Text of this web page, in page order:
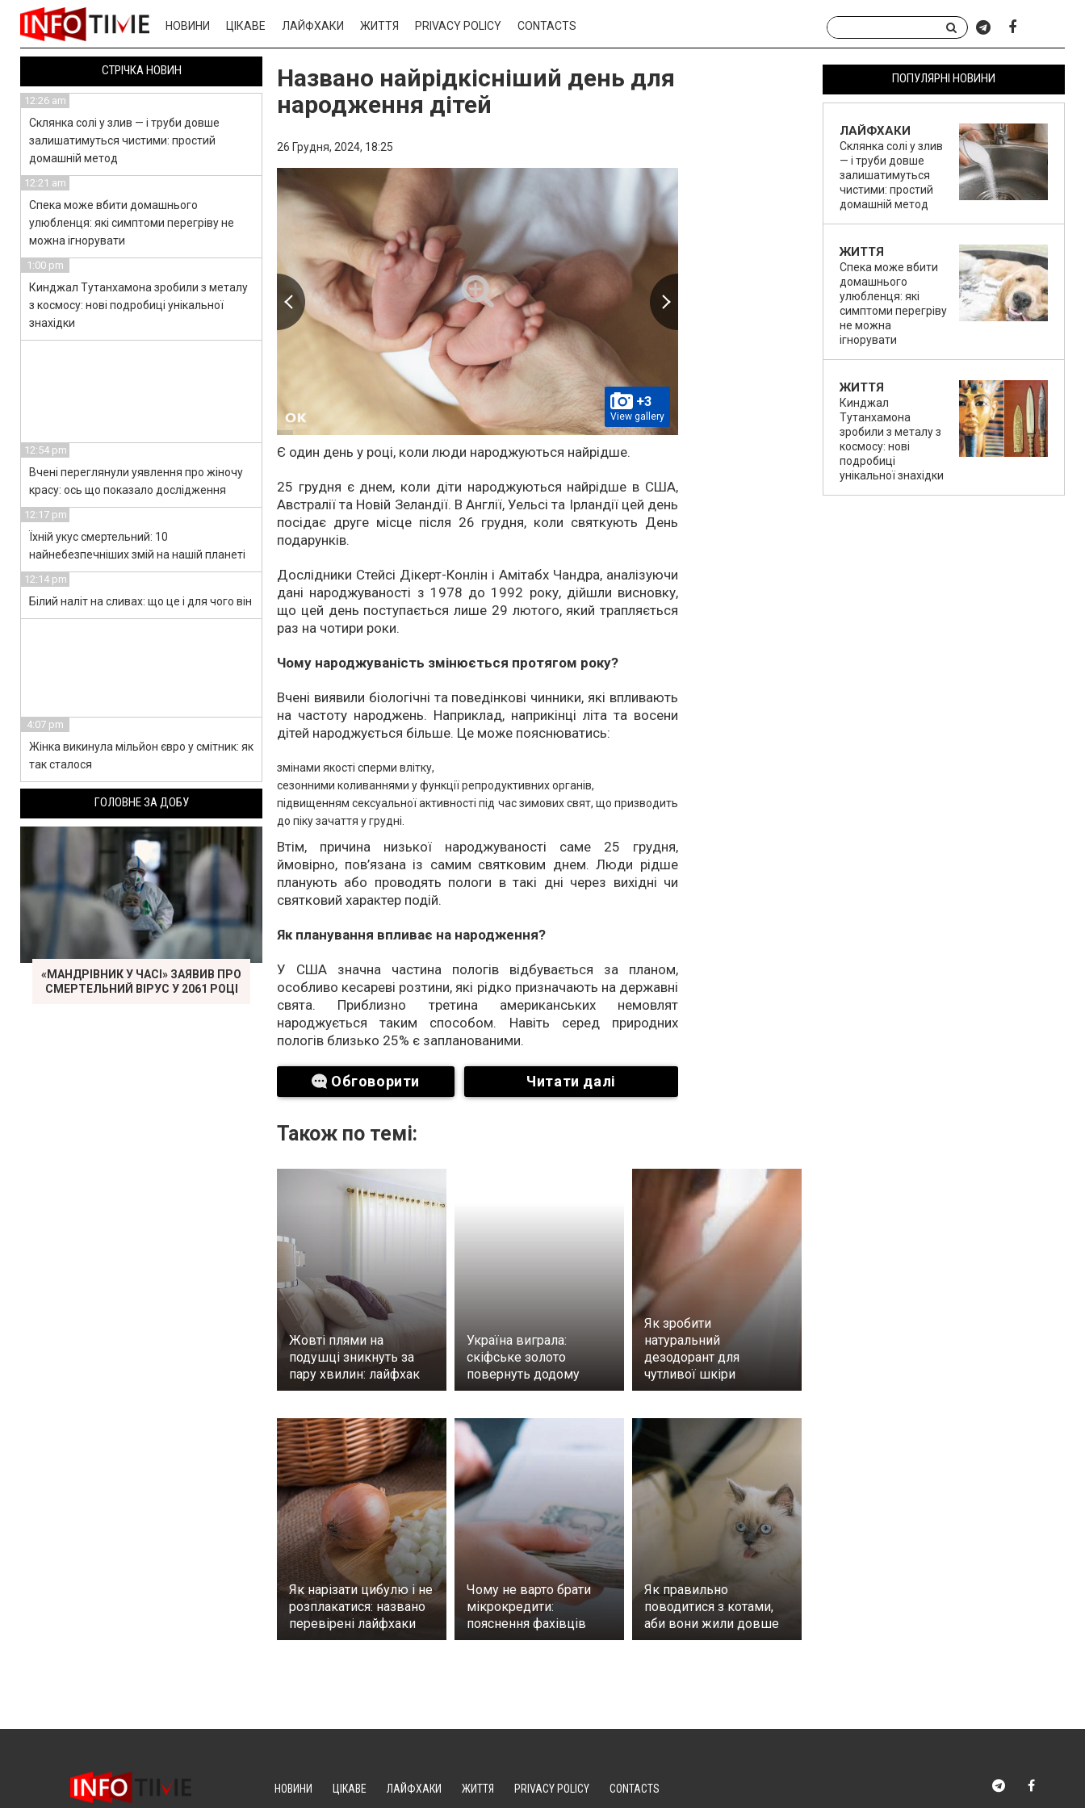
НОВИНИ ЦІКАВЕ ЛАЙФХАКИ ЖИТТЯ PRIVACY POLICY CONTACTS
Названо найрідкісніший день для
народження дітей
26 Грудня, 2024, 18:25
+3
View gallery
Є один день у році, коли люди народжуються найрідше.
25 грудня є днем, коли діти народжуються найрідше в США,
Австралії та Новій Зеландії. В Англії, Уельсі та Ірландії цей день
посідає друге місце після 26 грудня, коли святкують День
подарунків.
Дослідники Стейсі Дікерт-Конлін і Амітабх Чандра, аналізуючи
дані народжуваності з 1978 до 1992 року, дійшли висновку,
що цей день поступається лише 29 лютого, який трапляється
раз на чотири роки.
Чому народжуваність змінюється протягом року?
Вчені виявили біологічні та поведінкові чинники, які впливають
на частоту народжень. Наприклад, наприкінці літа та восени
дітей народжується більше. Це може пояснюватись:
змінами якості сперми влітку,
сезонними коливаннями у функції репродуктивних органів,
підвищенням сексуальної активності під час зимових свят, що призводить
до піку зачаття у грудні.
Втім, причина низької народжуваності саме 25 грудня,
ймовірно, пов’язана із самим святковим днем. Люди рідше
планують або проводять пологи в такі дні через вихідні чи
святковий характер подій.
Як планування впливає на народження?
У США значна частина пологів відбувається за планом,
особливо кесареві розтини, які рідко призначають на державні
свята. Приблизно третина американських немовлят
народжується таким способом. Навіть серед природних
пологів близько 25% є запланованими.
Обговорити Читати далі
Також по темі:
Жовті плями на
подушці зникнуть за
пару хвилин: лайфхак
Україна виграла:
скіфське золото
повернуть додому
Як зробити
натуральний
дезодорант для
чутливої шкіри
Як нарізати цибулю і не
розплакатися: названо
перевірені лайфхаки
Чому не варто брати
мікрокредити:
пояснення фахівців
Як правильно
поводитися з котами,
аби вони жили довше
ПОПУЛЯРНІ НОВИНИ
ЛАЙФХАКИ
Склянка солі у злив
— і труби довше
залишатимуться
чистими: простий
домашній метод
ЖИТТЯ
Спека може вбити
домашнього
улюбленця: які
симптоми перегріву
не можна
ігнорувати
ЖИТТЯ
Кинджал
Тутанхамона
зробили з металу з
космосу: нові
подробиці
унікальної знахідки
СТРІЧКА НОВИН
12:26 am
Склянка солі у злив — і труби довше
залишатимуться чистими: простий
домашній метод
12:21 am
Спека може вбити домашнього
улюбленця: які симптоми перегріву не
можна ігнорувати
1:00 pm
Кинджал Тутанхамона зробили з металу
з космосу: нові подробиці унікальної
знахідки
12:54 pm
Вчені переглянули уявлення про жіночу
красу: ось що показало дослідження
12:17 pm
Їхній укус смертельний: 10
найнебезпечніших змій на нашій планеті
12:14 pm
Білий наліт на сливах: що це і для чого він
4:07 pm
Жінка викинула мільйон євро у смітник: як
так сталося
ГОЛОВНЕ ЗА ДОБУ
«МАНДРІВНИК У ЧАСІ» ЗАЯВИВ ПРО
СМЕРТЕЛЬНИЙ ВІРУС У 2061 РОЦІ
НОВИНИ ЦІКАВЕ ЛАЙФХАКИ ЖИТТЯ PRIVACY POLICY CONTACTS